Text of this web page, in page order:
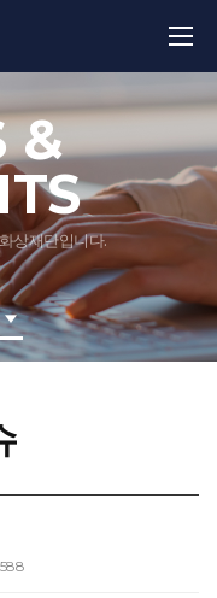
&
상재단입니다.